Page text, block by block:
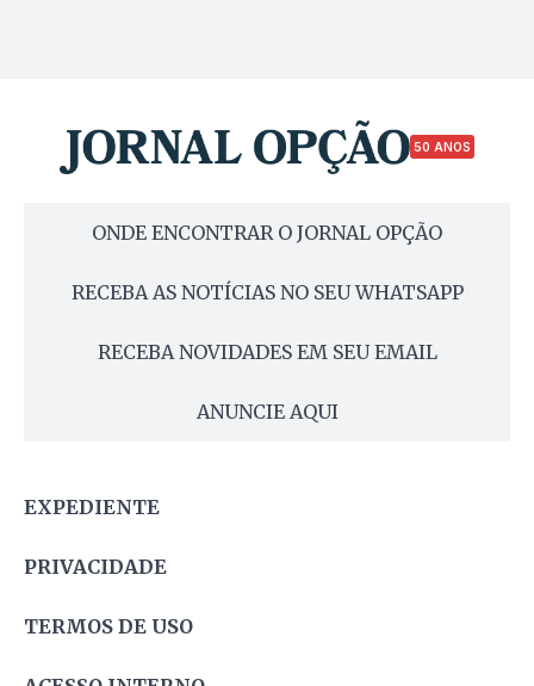
50 ANOS
ONDE ENCONTRAR O JORNAL OPÇÃO
RECEBA AS NOTÍCIAS NO SEU WHATSAPP
RECEBA NOVIDADES EM SEU EMAIL
ANUNCIE AQUI
EXPEDIENTE
PRIVACIDADE
TERMOS DE USO